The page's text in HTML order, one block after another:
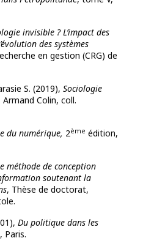
invisible ? L’impact des
des systèmes
en gestion (CRG) de
S. (2019), Sociologie
Colin, coll.
du numérique, 2ème édition,
méthode de conception
soutenant la
, Thèse de doctorat,
Du politique dans les
Paris.